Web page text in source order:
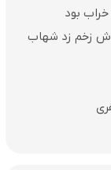
بود
زخم زد شهاب